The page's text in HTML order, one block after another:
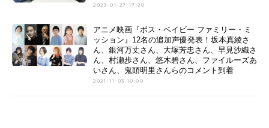
2023-01-27 17:20
アニメ映画『ボス・ベイビー ファミリー・ミ
ッション』12名の追加声優発表！坂本真綾さ
ん、銀河万丈さん、大塚芳忠さん、早見沙織さ
ん、村瀬歩さん、悠木碧さん、ファイルーズあ
いさん、鬼頭明里さんらのコメント到着
2021-11-03 10:00